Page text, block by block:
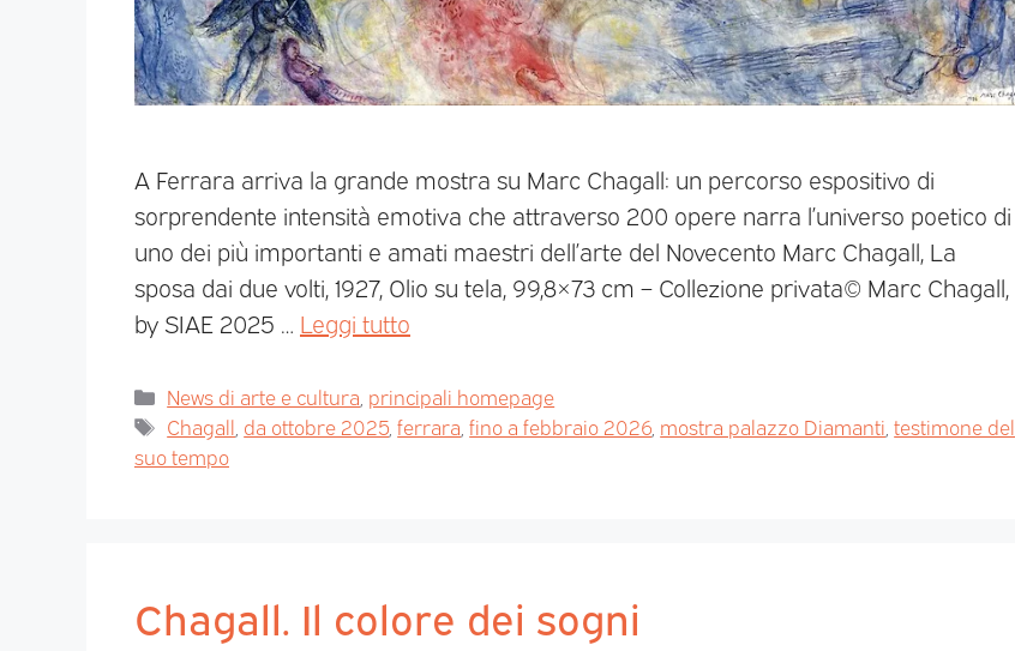
A Ferrara arriva la grande mostra su Marc Chagall: un percorso espositivo di
sorprendente intensità emotiva che attraverso 200 opere narra l’universo poetico di
uno dei più importanti e amati maestri dell’arte del Novecento Marc Chagall, La
sposa dai due volti, 1927, Olio su tela, 99,8×73 cm – Collezione privata© Marc Chagall,
by SIAE 2025 … Leggi tutto
News di arte e cultura principali homepage
Chagall da ottobre 2025,ferrara ,fino a febbraio 2026 mostra palazzo Diamanti ,testimone del
suo tempo
Chagall. Il colore dei sogni